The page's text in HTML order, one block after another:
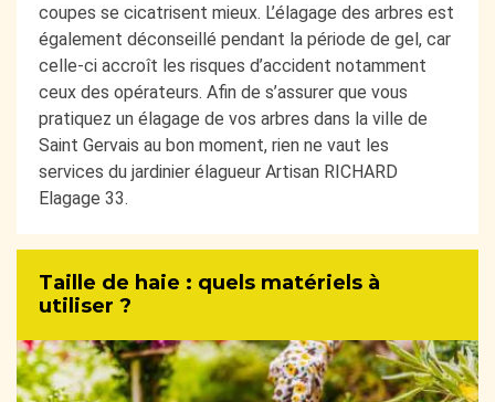
coupes se cicatrisent mieux. L’élagage des arbres est
également déconseillé pendant la période de gel, car
celle-ci accroît les risques d’accident notamment
ceux des opérateurs. Afin de s’assurer que vous
pratiquez un élagage de vos arbres dans la ville de
Saint Gervais au bon moment, rien ne vaut les
services du jardinier élagueur Artisan RICHARD
Elagage 33.
Taille de haie : quels matériels à
utiliser ?